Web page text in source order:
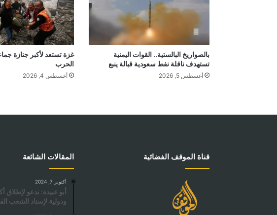
بالصواريخ البالستية.. القوات اليمنية
تستهدف ناقلة نفط سعودية قبالة ينبع
أغسطس 5, 2026
غزة تستعد لأكبر جنازة
الحرب
أغسطس 4, 2026
قناة الموقف الفضائية المقالات الشائعة
أكتوبر 7, 2024
أبو عبيدة: ندعو لإطلاق
ودولية لإسناد الشعب